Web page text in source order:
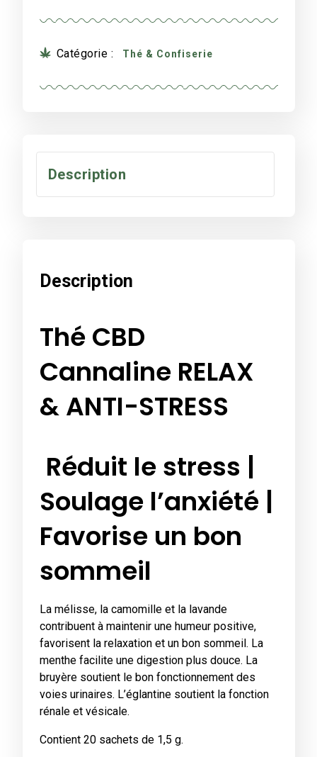
Catégorie : Thé & Confiserie
Description
Description
Thé CBD
Cannaline RELAX
& ANTI-STRESS
Réduit le stress |
Soulage l’anxiété |
Favorise un bon
sommeil
La mélisse, la camomille et la lavande
contribuent à maintenir une humeur positive,
favorisent la relaxation et un bon sommeil. La
menthe facilite une digestion plus douce. La
bruyère soutient le bon fonctionnement des
voies urinaires. L’églantine soutient la fonction
rénale et vésicale.
Contient 20 sachets de 1,5 g.